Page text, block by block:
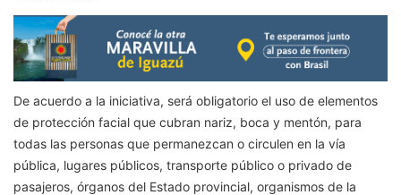
De acuerdo a la iniciativa, será obligatorio el uso de elementos
de protección facial que cubran nariz, boca y mentón, para
todas las personas que permanezcan o circulen en la vía
pública, lugares públicos, transporte público o privado de
pasajeros, órganos del Estado provincial, organismos de la